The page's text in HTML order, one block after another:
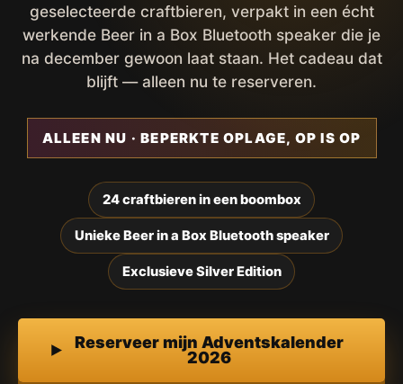
geselecteerde craftbieren, verpakt in een écht
werkende Beer in a Box Bluetooth speaker die je
na december gewoon laat staan. Het cadeau dat
blijft — alleen nu te reserveren.
ALLEEN NU · BEPERKTE OPLAGE, OP IS OP
24 craftbieren in een boombox
Unieke Beer in a Box Bluetooth speaker
Exclusieve Silver Edition
Reserveer mijn Adventskalender
2026